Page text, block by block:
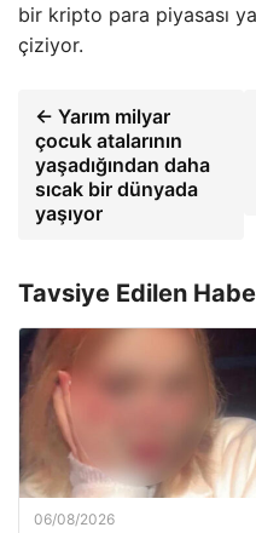
bir kripto para piyasası
çiziyor.
← Yarım milyar
çocuk atalarının
yaşadığından daha
sıcak bir dünyada
yaşıyor
Tavsiye Edilen
06/08/2026